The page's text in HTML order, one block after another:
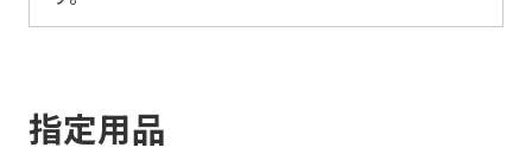
指定用品